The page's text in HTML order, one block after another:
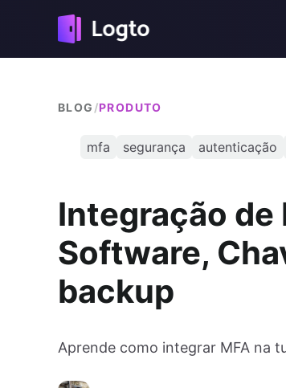
BLOG /PRODUTO
mfa segurança autenticação
Integração de
Software,
backup
Aprende como integrar MFA na